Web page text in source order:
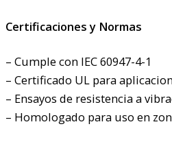
Certificaciones y Normas
– Cumple con IEC 60947-4-1
– Certificado UL para
– Ensayos de resistencia a
– Homologado para uso en